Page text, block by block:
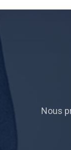
Nous